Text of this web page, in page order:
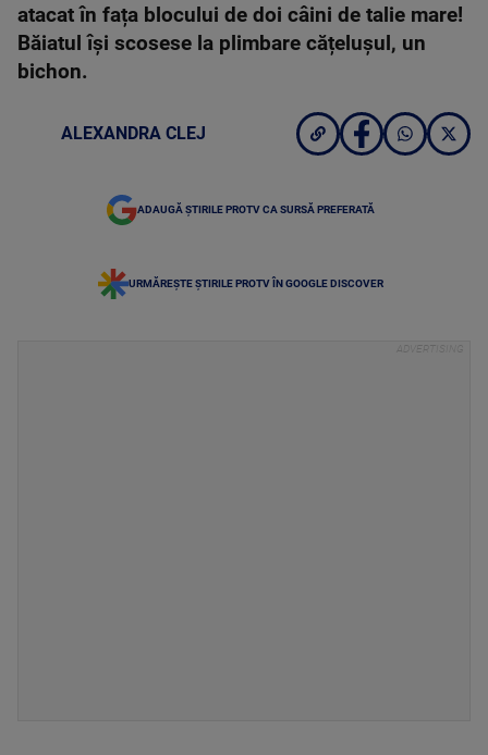
atacat în fața blocului de doi câini de talie mare!
Băiatul își scosese la plimbare cățelușul, un
bichon.
ALEXANDRA CLEJ
ADAUGĂ ȘTIRILE PROTV CA SURSĂ PREFERATĂ
URMĂREȘTE ȘTIRILE PROTV ÎN GOOGLE DISCOVER